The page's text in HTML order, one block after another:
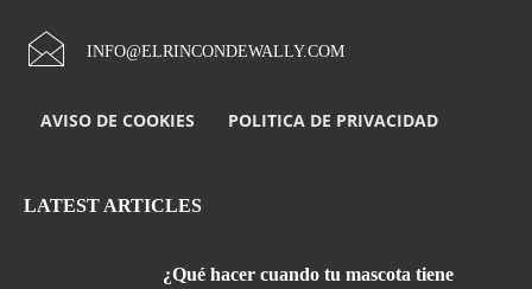
INFO@ELRINCONDEWALLY.COM
AVISO DE COOKIES POLITICA DE PRIVACIDAD
LATEST ARTICLES
¿Qué hacer cuando tu mascota tiene